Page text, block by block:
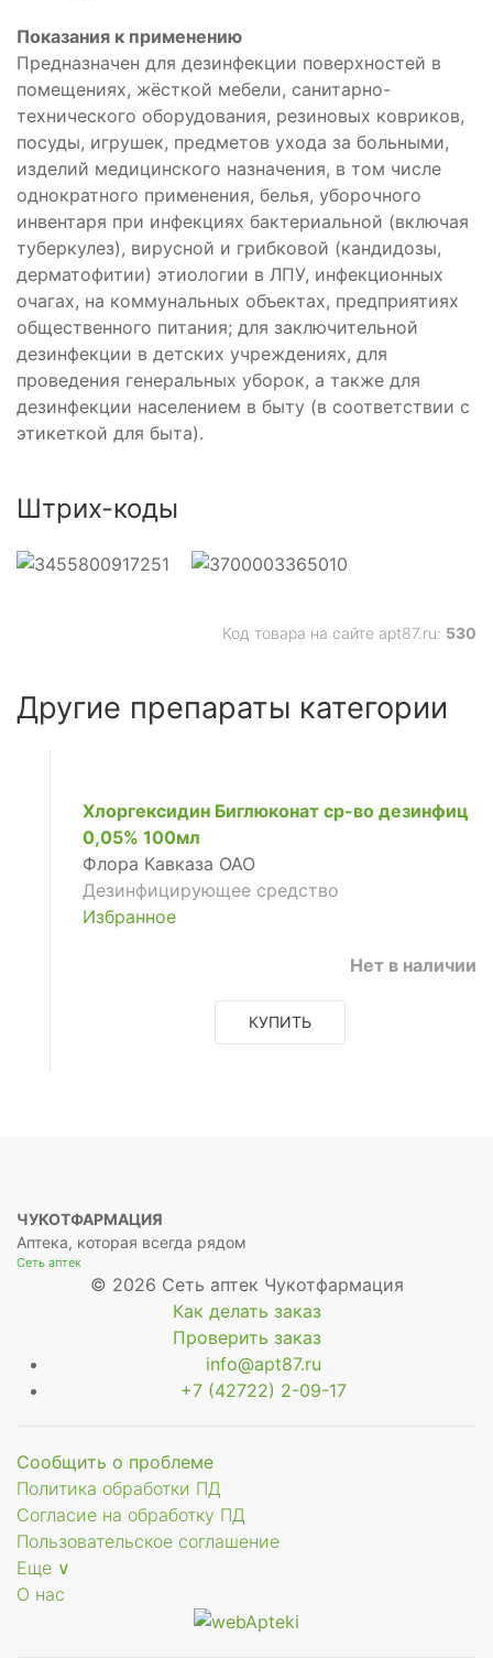
Показания к применению
Предназначен для дезинфекции поверхностей в
помещениях, жёсткой мебели, санитарно-
технического оборудования, резиновых ковриков,
посуды, игрушек, предметов ухода за больными,
изделий медицинского назначения, в том числе
однократного применения, белья, уборочного
инвентаря при инфекциях бактериальной (включая
туберкулез), вирусной и грибковой (кандидозы,
дерматофитии) этиологии в ЛПУ, инфекционных
очагах, на коммунальных объектах, предприятиях
общественного питания; для заключительной
дезинфекции в детских учреждениях, для
проведения генеральных уборок, а также для
дезинфекции населением в быту (в соответствии с
этикеткой для быта).
Штрих-коды
Код товара на сайте apt87.ru: 530
Другие препараты категории
Хлоргексидин Биглюконат ср-во дезинфиц
0,05% 100мл
Флора Кавказа ОАО
Дезинфицирующее средство
Избранное
Нет в наличии
КУПИТЬ
ЧУКОТФАРМАЦИЯ
Аптека, которая всегда рядом
Сеть аптек
© 2026 Сеть аптек Чукотфармация
Как делать заказ
Проверить заказ
info@apt87.ru
+7 (42722) 2-09-17
Сообщить о проблеме
Политика обработки ПД
Согласие на обработку ПД
Пользовательское соглашение
Еще ∨
О нас